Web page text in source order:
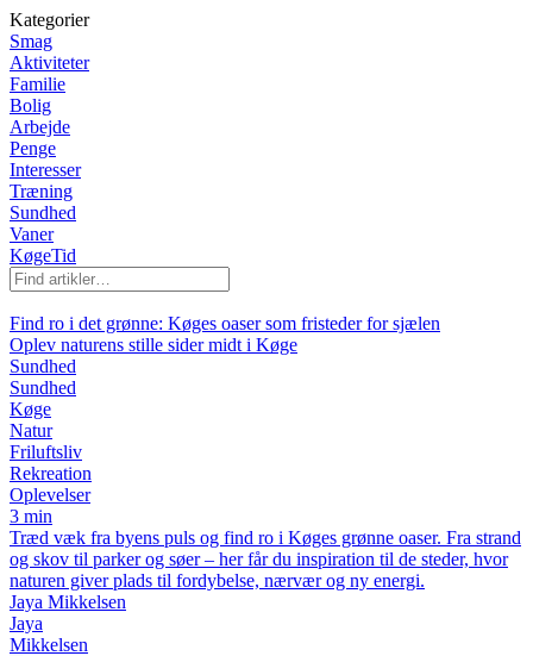
Kategorier
Smag
Aktiviteter
Familie
Bolig
Arbejde
Penge
Interesser
Træning
Sundhed
Vaner
KøgeTid
Find ro i det grønne: Køges oaser som fristeder for sjælen
Oplev naturens stille sider midt i Køge
Sundhed
Sundhed
Køge
Natur
Friluftsliv
Rekreation
Oplevelser
3 min
Træd væk fra byens puls og find ro i Køges grønne oaser. Fra strand
og skov til parker og søer – her får du inspiration til de steder, hvor
naturen giver plads til fordybelse, nærvær og ny energi.
Jaya Mikkelsen
Jaya
Mikkelsen